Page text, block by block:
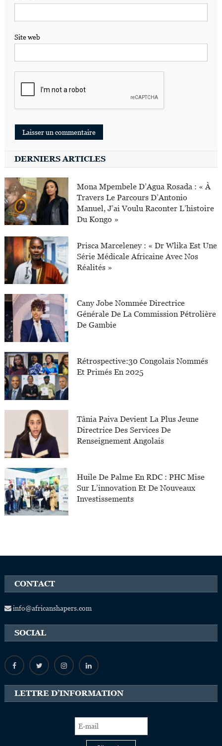
Site web
DERNIERS ARTICLES
Mona Mpembele D’Agua Rosada : « À
Travers Le Parcours D’Antonio
Manuel, J’ai Voulu Raconter L’histoire
Du Kongo »
Prisca Marceleney : « Dr Wlika Est Une
Série Médicale Africaine Avec Nos
Réalités »
Cany Jobe Nommée Directrice
Générale De La Commission Pétrolière
De Gambie
Rétrospective:30 Congolais Nommés
Et Primés En 2025
Tânia Paiva Devient La Plus Jeune
Directrice Des Services De
Renseignement Angolais
Huile De Palme En RDC : PHC Mise
Sur L’innovation Et De Nouveaux
Investissements
CONTACT
info@africanshapers.com
SOCIAL
LETTRE D’INFORMATION